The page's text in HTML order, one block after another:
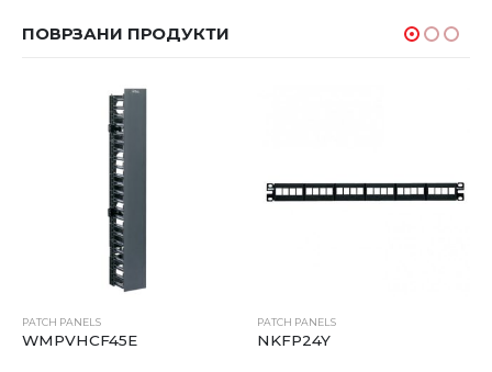
ПОВРЗАНИ ПРОДУКТИ
PATCH PANELS
WMPVHCF45E
PATCH PANELS
NKFP24Y